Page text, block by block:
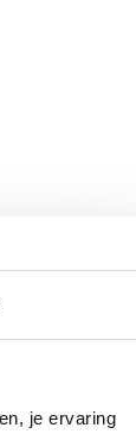
je ervaring
bouwen